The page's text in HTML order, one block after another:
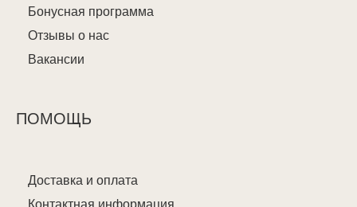
Бонусная программа
Отзывы о нас
Вакансии
ПОМОЩЬ
Доставка и оплата